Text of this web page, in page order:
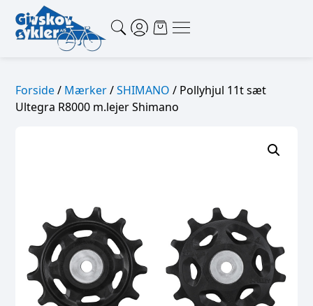
Forside/ Mærker/SHIMANO / Pollyhjul 11t sæt
Ultegra R8000 m.lejer Shimano